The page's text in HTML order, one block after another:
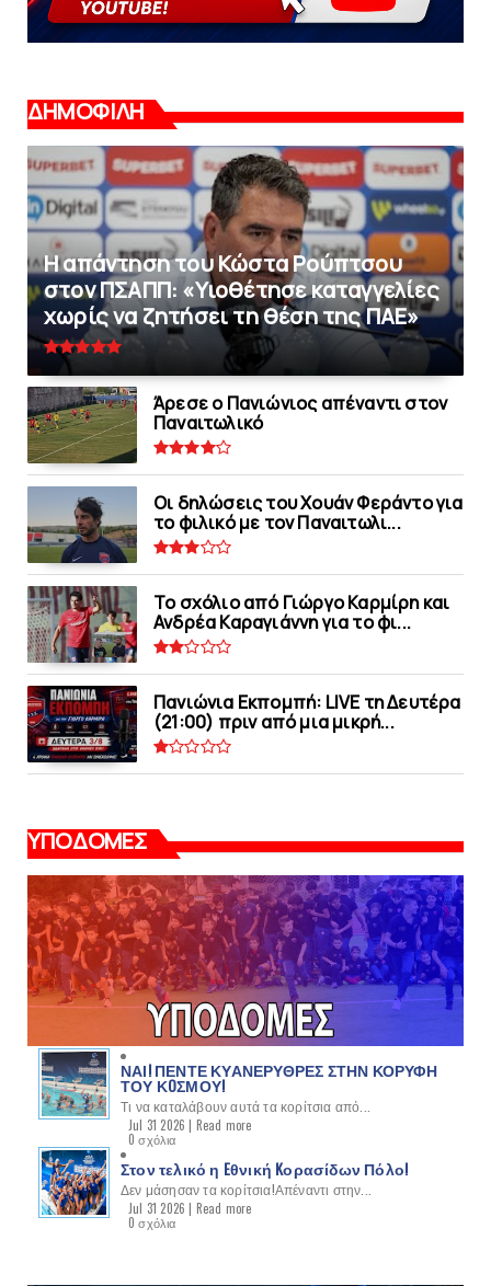
ΔΗΜΟΦΙΛΗ
Η απάντηση του Κώστα Ρούπτσου
στον ΠΣΑΠΠ: «Υιοθέτησε καταγγελίες
χωρίς να ζητήσει τη θέση της ΠAΕ»
Άρεσε ο Πανιώνιος απέναντι στoν
Παναιτωλικό
Οι δηλώσεις του Χουάν Φεράντο για
το φιλικό με τoν Παναιτωλι...
Το σχόλιο από Γιώργο Καρμίρη και
Ανδρέα Καραγιάννη για το φι...
Πανιώνια Εκπομπή: LIVE τη Δευτέρα
(21:00) πριν από μια μικρή...
ΥΠΟΔΟΜΕΣ
ΝΑΙ! ΠΕΝΤΕ ΚΥΑΝΕΡΥΘΡΕΣ ΣΤΗΝ ΚΟΡΥΦΗ
ΤΟΥ ΚOΣΜΟΥ!
Τι να καταλάβουν αυτά τα κορίτσια από...
Jul 31 2026 | Read more
0 σχόλια
Στον τελικό η Eθνική Kορασίδων Πόλο!
Δεν μάσησαν τα κορίτσια!Απέναντι στην...
Jul 31 2026 | Read more
0 σχόλια